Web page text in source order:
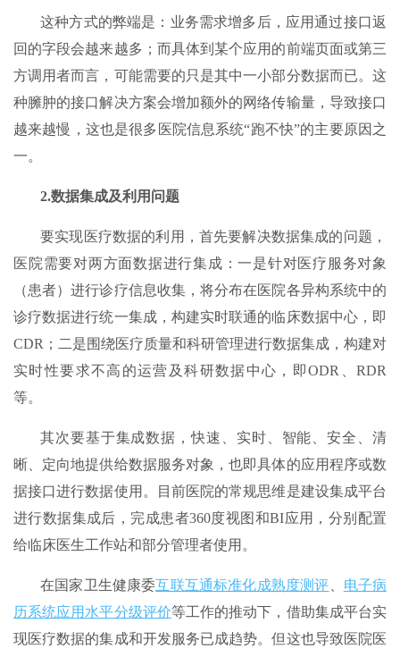
这种方式的弊端是：业务需求增多后，应用通过接口返
回的字段会越来越多；而具体到某个应用的前端页面或第三
方调用者而言，可能需要的只是其中一小部分数据而已。这
种臃肿的接口解决方案会增加额外的网络传输量，导致接口
越来越慢，这也是很多医院信息系统“跑不快”的主要原因之
一。
2.数据集成及利用问题
要实现医疗数据的利用，首先要解决数据集成的问题，
医院需要对两方面数据进行集成：一是针对医疗服务对象
（患者）进行诊疗信息收集，将分布在医院各异构系统中的
诊疗数据进行统一集成，构建实时联通的临床数据中心，即
CDR；二是围绕医疗质量和科研管理进行数据集成，构建对
实时性要求不高的运营及科研数据中心，即ODR、RDR
等。
其次要基于集成数据，快速、实时、智能、安全、清
晰、定向地提供给数据服务对象，也即具体的应用程序或数
据接口进行数据使用。目前医院的常规思维是建设集成平台
进行数据集成后，完成患者360度视图和BI应用，分别配置
给临床医生工作站和部分管理者使用。
在国家卫生健康委互联互通标准化成熟度测评
电子病
历系统应用水平分级评价等工作的推动下，借助集成平台实
现医疗数据的集成和开发服务已成趋势。但这也导致医院医